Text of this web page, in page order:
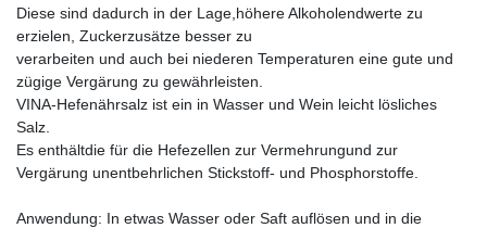
Diese sind dadurch in der Lage,höhere Alkoholendwerte zu
erzielen, Zuckerzusätze besser zu
verarbeiten und auch bei niederen Temperaturen eine gute und
zügige Vergärung zu gewährleisten.
VINA-Hefenährsalz ist ein in Wasser und Wein leicht lösliches
Salz.
Es enthältdie für die Hefezellen zur Vermehrungund zur
Vergärung unentbehrlichen Stickstoff- und Phosphorstoffe.
Anwendung: In etwas Wasser oder Saft auflösen und in die